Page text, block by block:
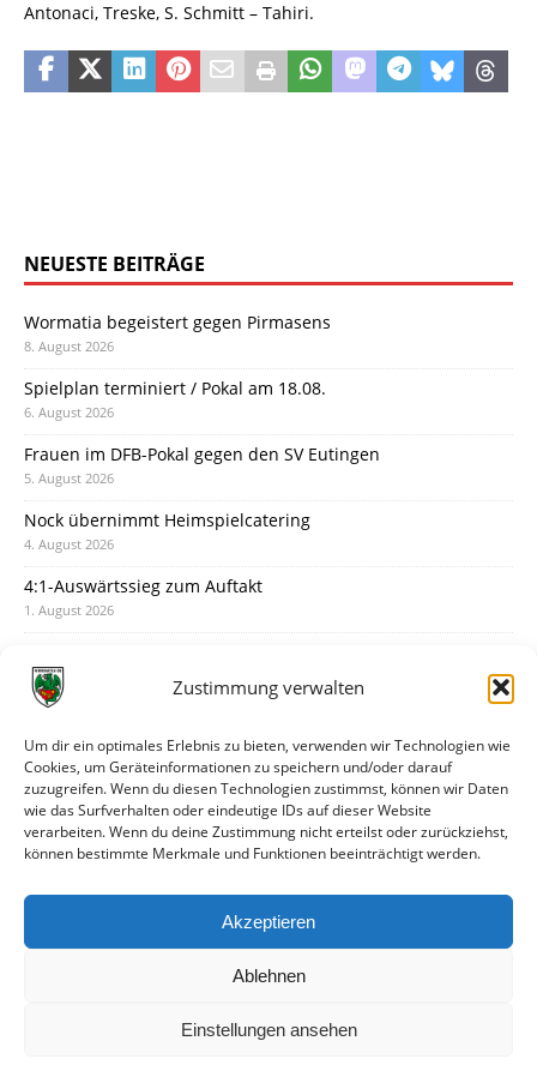
Zustimmung verwalten
Um dir ein optimales Erlebnis zu bieten, verwenden wir Technologien wie
Cookies, um Geräteinformationen zu speichern und/oder darauf
zuzugreifen. Wenn du diesen Technologien zustimmst, können wir Daten
wie das Surfverhalten oder eindeutige IDs auf dieser Website
verarbeiten. Wenn du deine Zustimmung nicht erteilst oder zurückziehst,
können bestimmte Merkmale und Funktionen beeinträchtigt werden.
Akzeptieren
Ablehnen
Einstellungen ansehen
Antonaci, Treske, S. Schmitt – Tahiri.
NEUESTE BEITRÄGE
Wormatia begeistert gegen Pirmasens
8. August 2026
Spielplan terminiert / Pokal am 18.08.
6. August 2026
Frauen im DFB-Pokal gegen den SV Eutingen
5. August 2026
Nock übernimmt Heimspielcatering
4. August 2026
4:1-Auswärtssieg zum Auftakt
1. August 2026
31. Juli 2026
30. Juli 2026
Deine Spielminute: 89+1
28. Juli 2026
Neuer Rückensponsor
Neue Podcast-Folge: So tickt Björn!
27. Juli 2026